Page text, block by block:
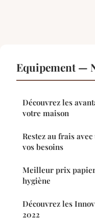
Equipement —
Découvrez les
votre maison
Restez au frais
vos besoins
Meilleur prix
hygiène
Découvrez les
2022